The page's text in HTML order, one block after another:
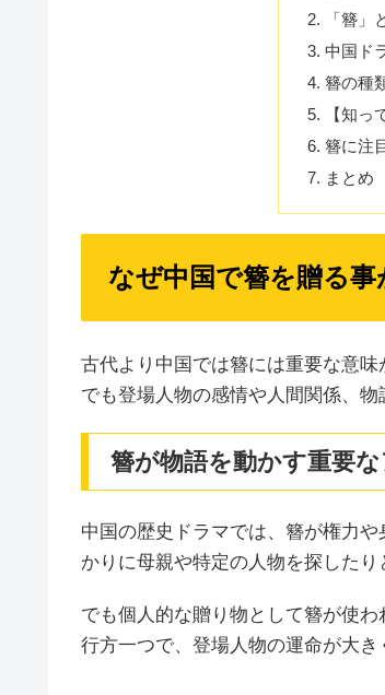
「簪
中国ド
簪の種
【知
簪に注
まとめ
なぜ中国で簪を贈る
古代より中国では簪には重要な意
でも登場人物の感情や人間関係、
簪が物語を動かす重要
中国の歴史ドラマでは、簪が権力
かりに母親や特定の人物を探したり
でも個人的な贈り物として簪が使わ
行方一つで、登場人物の運命が大き